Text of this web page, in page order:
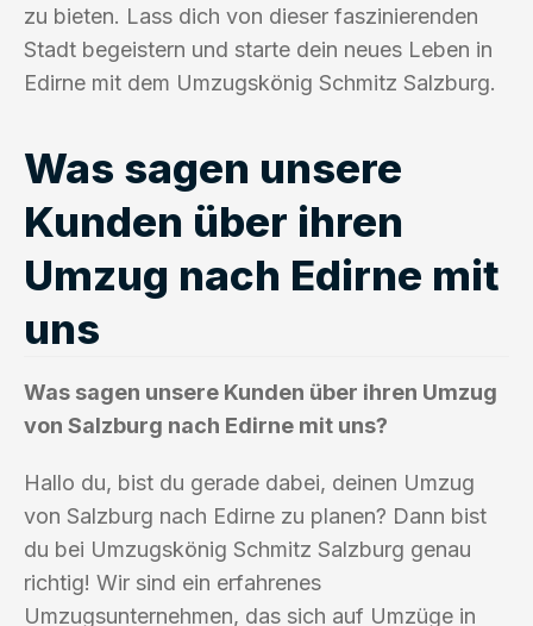
zu bieten. Lass dich von dieser faszinierenden
Stadt begeistern und starte dein neues Leben in
Edirne mit dem Umzugskönig Schmitz Salzburg.
Was sagen unsere
Kunden über ihren
Umzug nach Edirne mit
uns
Was sagen unsere Kunden über ihren Umzug
von Salzburg nach Edirne mit uns?
Hallo du, bist du gerade dabei, deinen Umzug
von Salzburg nach Edirne zu planen? Dann bist
du bei Umzugskönig Schmitz Salzburg genau
richtig! Wir sind ein erfahrenes
Umzugsunternehmen, das sich auf Umzüge in